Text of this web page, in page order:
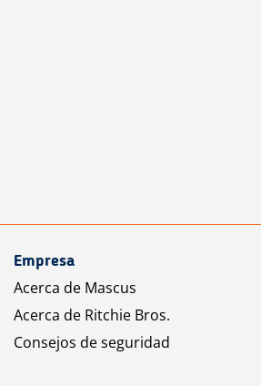
Empresa
Acerca de Mascus
Acerca de Ritchie Bros.
Consejos de seguridad